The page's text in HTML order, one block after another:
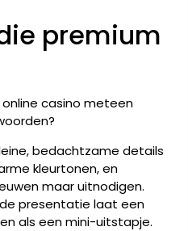
premium
casino meteen
bedachtzame details
kleurtonen, en
maar uitnodigen.
presentatie laat een
als een mini-uitstapje.